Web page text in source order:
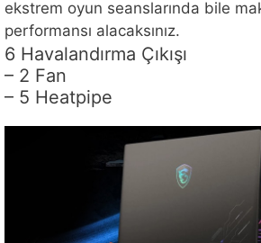
ekstrem oyun seanslarında bile
performansı alacaksınız.
6 Havalandırma Çıkışı
– 2 Fan
– 5 Heatpipe